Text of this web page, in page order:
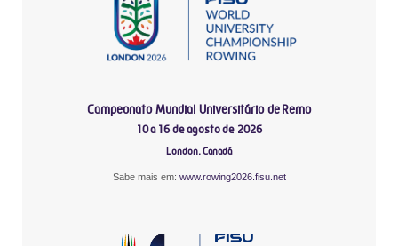
Campeonato Mundial Universitário de Remo
10 a 16 de agosto de 2026
London, Canadá
Sabe mais em: www.rowing2026.fisu.net
-